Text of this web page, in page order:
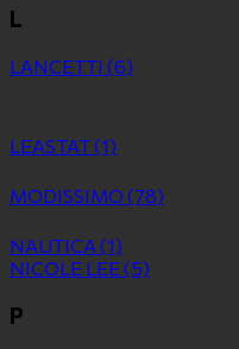
L
LANCETTI (6)
LEASTAT(1)
MODISSIMO (78)
NAUTICA (1)
NICOLE LEE (5)
P